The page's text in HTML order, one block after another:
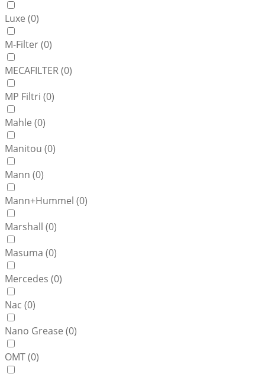
Luxe (0)
M-Filter (0)
MECAFILTER (0)
MP Filtri (0)
Mahle (0)
Manitou (0)
Mann (0)
Mann+Hummel (0)
Marshall (0)
Masuma (0)
Mercedes (0)
Nac (0)
Nano Grease (0)
OMT (0)